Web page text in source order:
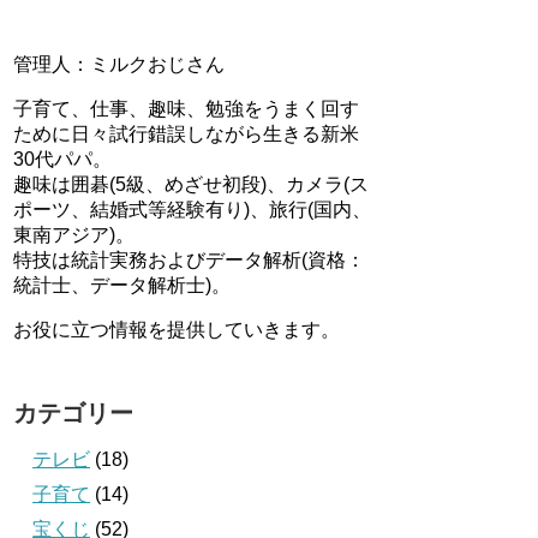
管理人：ミルクおじさん
子育て、仕事、趣味、勉強をうまく回す
ために日々試行錯誤しながら生きる新米
30代パパ。
趣味は囲碁(5級、めざせ初段)、カメラ(ス
ポーツ、結婚式等経験有り)、旅行(国内、
東南アジア)。
特技は統計実務およびデータ解析(資格：
統計士、データ解析士)。
お役に立つ情報を提供していきます。
カテゴリー
テレビ (18)
子育て (14)
宝くじ (52)